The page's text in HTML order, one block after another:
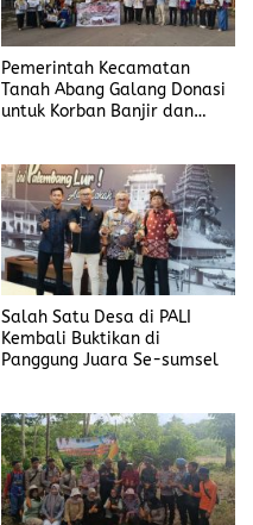
Pemerintah Kecamatan
Tanah Abang Galang Donasi
untuk Korban Banjir dan
Salah Satu Desa di PALI
Kembali Buktikan di
Panggung Juara Se-sumsel